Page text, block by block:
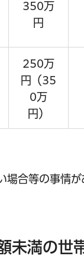
350万
円
250万
円（35
0万
円）
合等の事情が
未満の世